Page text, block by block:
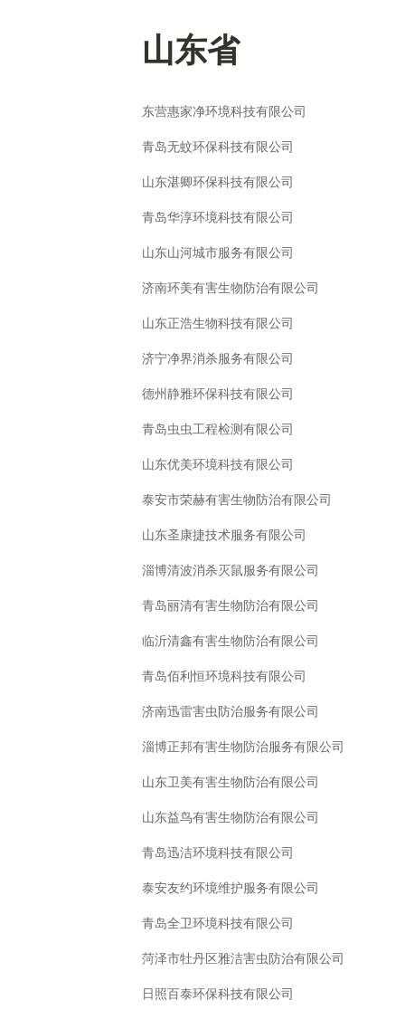
山东省
东营惠家净环境科技有限公司
青岛无蚊环保科技有限公司
山东湛卿环保科技有限公司
青岛华淳环境科技有限公司
山东山河城市服务有限公司
济南环美有害生物防治有限公司
山东正浩生物科技有限公司
济宁净界消杀服务有限公司
德州静雅环保科技有限公司
青岛虫虫工程检测有限公司
山东优美环境科技有限公司
泰安市荣赫有害生物防治有限公司
山东圣康捷技术服务有限公司
淄博清波消杀灭鼠服务有限公司
青岛丽清有害生物防治有限公司
临沂清鑫有害生物防治有限公司
青岛佰利恒环境科技有限公司
济南迅雷害虫防治服务有限公司
淄博正邦有害生物防治服务有限公司
山东卫美有害生物防治有限公司
山东益鸟有害生物防治有限公司
青岛迅洁环境科技有限公司
泰安友约环境维护服务有限公司
青岛全卫环境科技有限公司
菏泽市牡丹区雅洁害虫防治有限公司
日照百泰环保科技有限公司